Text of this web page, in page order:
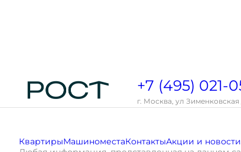
+7 (495) 021-
г. Москва, ул Зименковская
КвартирыМашиноместаКонтактыАкции и новости